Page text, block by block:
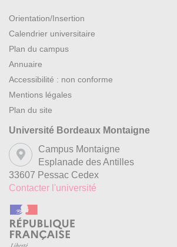
Orientation/Insertion
Calendrier universitaire
Plan du campus
Annuaire
Accessibilité : non conforme
Mentions légales
Plan du site
Université Bordeaux Montaigne
Campus Montaigne
Esplanade des Antilles
33607 Pessac Cedex
Contacter l'université